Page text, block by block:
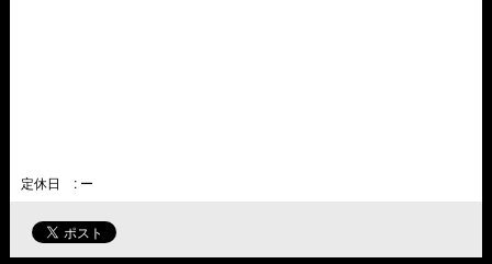
定休日 : ー